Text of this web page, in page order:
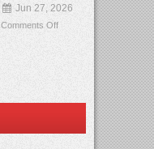
Jun 27, 2026
Comments Off